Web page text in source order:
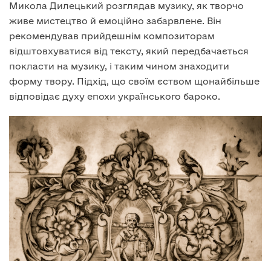
Микола Дилецький розглядав музику, як творчо
живе мистецтво й емоційно забарвлене. Він
рекомендував прийдешнім композиторам
відштовхуватися від тексту, який передбачається
покласти на музику, і таким чином знаходити
форму твору. Підхід, що своїм єством щонайбільше
відповідає духу епохи українського бароко.